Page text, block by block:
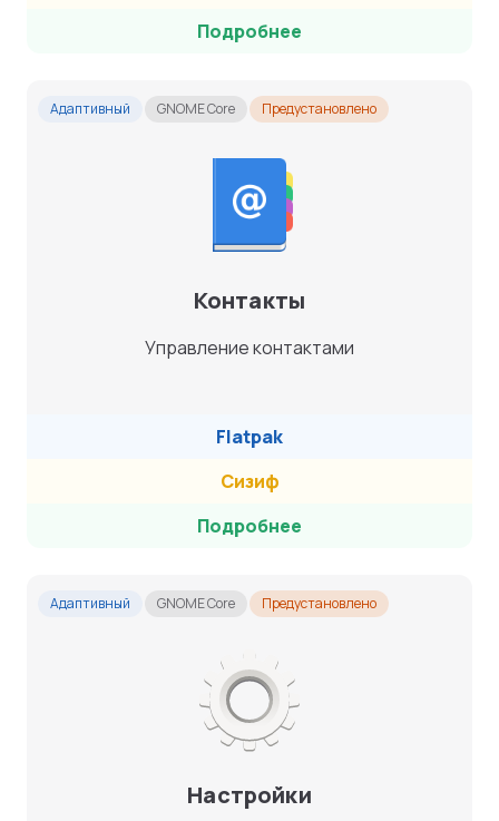
Подробнее
Адаптивный GNOME Core Предустановлено
Контакты
Управление контактами
Flatpak
Сизиф
Подробнее
Адаптивный GNOME Core Предустановлено
Настройки